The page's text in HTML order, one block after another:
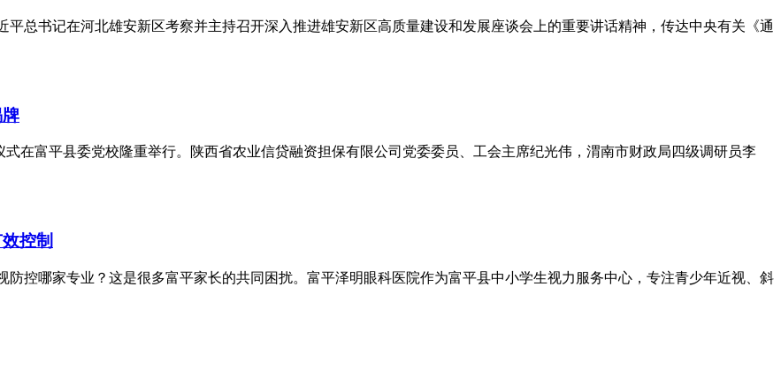
平总书记在河北雄安新区考察并主持召开深入推进雄安新区高质量建设和发展座谈会上的重要讲话精神，传达中央有关《通
在富平县委党校隆重举行。陕西省农业信贷融资担保有限公司党委委员、工会主席纪光伟，渭南市财政局四级调研员李
控制
控哪家专业？这是很多富平家长的共同困扰。富平泽明眼科医院作为富平县中小学生视力服务中心，专注青少年近视、斜